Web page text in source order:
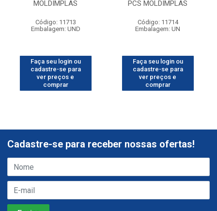
MOLDIMPLAS
Código: 11713
Embalagem: UND
Faça seu login ou
cadastre-se para
ver preços e
comprar
PCS MOLDIMPLAS
Código: 11714
Embalagem: UN
Faça seu login ou
cadastre-se para
ver preços e
comprar
Cadastre-se para receber nossas ofertas!